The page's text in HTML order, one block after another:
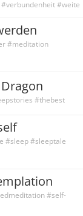
#weite
#meditation
#thebest
#sleep #sleeptale
#self-